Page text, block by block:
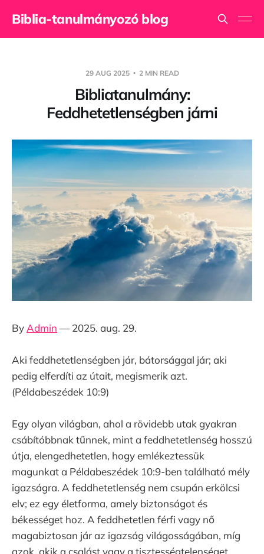
Biblia-tanulmányozó blog
29 AUG 2025 2 MIN READ
Bibliatanulmány:
Feddhetetlenségben járni
By Admin — 2025. aug. 29.
Aki feddhetetlenségben jár, bátorsággal jár; aki
pedig elferdíti az útait, megismerik azt.
(Példabeszédek 10:9)
Egy olyan világban, ahol a rövidebb utak gyakran
csábítóbbnak tűnnek, mint a feddhetetlenség hosszú
útja, elengedhetetlen, hogy emlékeztessük
magunkat a Példabeszédek 10:9-ben található mély
igazságra. A feddhetetlenség nem csupán erkölcsi
elv; ez egy életforma, amely biztonságot és
békességet hoz. A feddhetetlen férfi vagy nő
magabiztosan jár az igazság világosságában, míg